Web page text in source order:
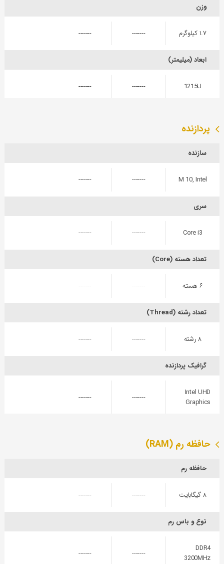
وزن
۱.۷ کیلوگرم -------
-------
ابعاد (میلیمتر)
1215U
-------
-------
پردازنده
سازنده
Intel ,
10 M
-------
-------
سری
Core i3
-------
-------
تعداد هسته (Core)
۶ هسته -------
-------
تعداد رشته (Thread)
۸ رشته -------
-------
گرافیک پردازنده
Intel UHD
Graphics
-------
-------
حافظه رم (RAM)
حافظه رم
۸ گیگابایت -------
-------
نوع و باس رم
DDR4
3200MHz
-------
-------